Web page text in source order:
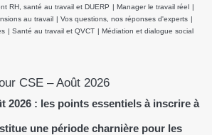
RH, santé au travail et DUERP | Manager le travail réel |
au travail | Vos questions, nos réponses d'experts |
| Santé au travail et QVCT | Médiation et dialogue social
CSE – Août 2026
2026 : les points essentiels à inscrire à
une période charnière pour les